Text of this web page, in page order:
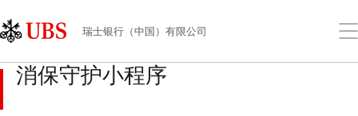
Links
Area
瑞士银行（中国）有限公司
打
菜
消保守护小程序